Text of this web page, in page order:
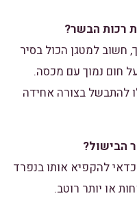
רכות הבשר?
חשוב למטגן הכול בסיר
חום נמוך עם מכסה.
להתבשל בצורה אחידה
הבישול?
להקפיא אותו בנפרד
או יותר רוטב.